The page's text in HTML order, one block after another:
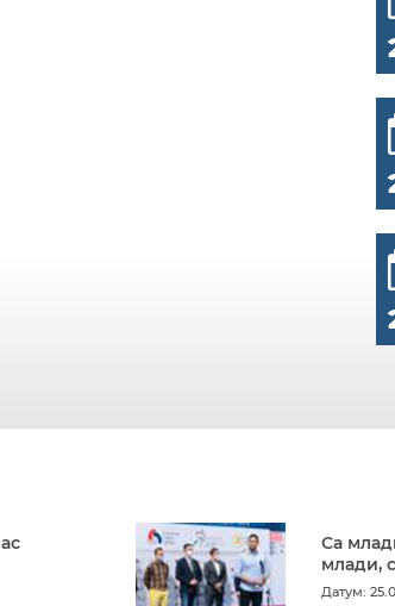
Са
млади,
Датум: